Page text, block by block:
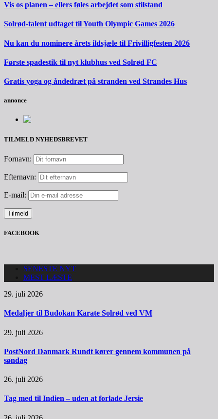
Vis os planen – ellers føles arbejdet som stilstand
Solrød-talent udtaget til Youth Olympic Games 2026
Nu kan du nominere årets ildsjæle til Frivilligfesten 2026
Første spadestik til nyt klubhus ved Solrød FC
Gratis yoga og åndedræt på stranden ved Strandes Hus
annonce
TILMELD NYHEDSBREVET
Fornavn:
Efternavn:
E-mail:
FACEBOOK
SENESTE NYT
MEST LÆSTE
29. juli 2026
Medaljer til Budokan Karate Solrød ved VM
29. juli 2026
PostNord Danmark Rundt kører gennem kommunen på
søndag
26. juli 2026
Tag med til Indien – uden at forlade Jersie